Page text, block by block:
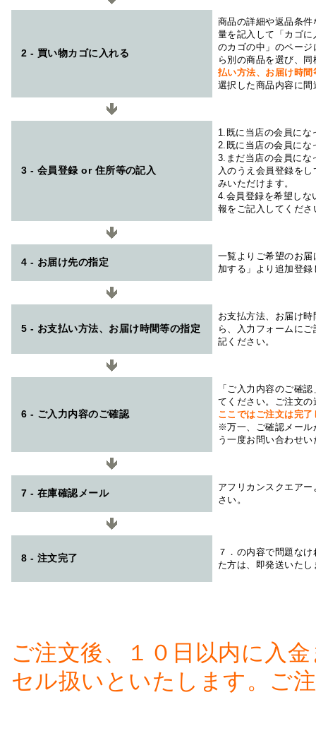
2 - 買い物カゴに入れる
商品の詳細や返品条
量を記入して「カゴ
のカゴの中」のペー
ら別の商品を選び、
払い方法、お届け時
選択した商品内容に
3 - 会員登録 or 住所等の記入
1.既に当店の会員にな
2.既に当店の会員にな
3.まだ当店の会員にな
入のうえ会員登録を
みいただけます。
4.会員登録を希望しな
報をご記入してくださ
4 - お届け先の指定
一覧よりご希望のお
加する」より追加登
5 - お支払い方法、お届け時間等の指定
お支払方法、お届け
ら、入力フォームに
記ください。
6 - ご入力内容のご確認
「ご入力内容のご確
てください。ご注文
ここではご注文は完
※万一、ご確認メール
う一度お問い合わせ
7 - 在庫確認メール
アフリカンスクエアー
さい。
8 - 注文完了
７．の内容で問題な
た方は、即発送いたし
ご注文後、１０日以内に入
セル扱いといたします。ご